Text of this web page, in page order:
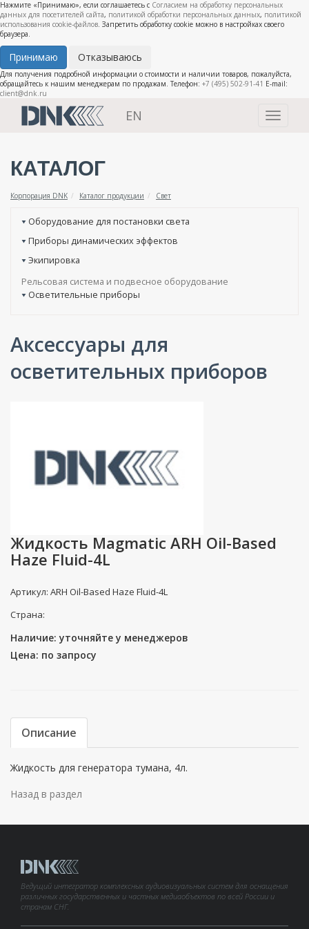
Нажмите «Принимаю», если соглашаетесь с Согласием на обработку персональных
данных для посетителей сайта, политикой обработки персональных данных, политикой
использования cookie-файлов. Запретить обработку cookie можно в настройках своего
браузера.
Принимаю Отказываюсь
Для получения подробной информации о стоимости и наличии товаров, пожалуйста,
обращайтесь к нашим менеджерам по продажам. Телефон: +7 (495) 502-91-41 E-mail:
client@dnk.ru
Toggle
EN
КАТАЛОГ
Корпорация DNK Каталог продукции Свет
Оборудование для постановки света
Приборы динамических эффектов
Экипировка
Рельсовая система и подвесное оборудование
Осветительные приборы
Аксессуары для
осветительных приборов
Жидкость Magmatic ARH Oil-Based
Haze Fluid-4L
Артикул: ARH Oil-Based Haze Fluid-4L
Страна:
Наличие: уточняйте у менеджеров
Цена: по запросу
Описание
Жидкость для генератора тумана, 4л.
Назад в раздел
Ведущий интегратор комплексных аудиовизуальных систем для оснащения
различных государственных и частных медиаобъектов по всей России и
странам СНГ.